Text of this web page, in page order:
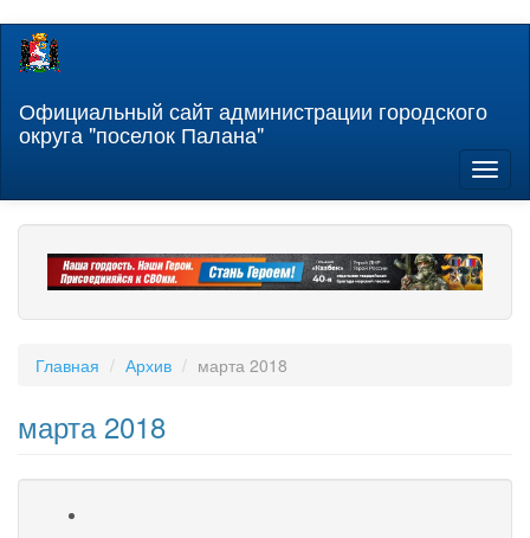
Перейти
содержанию
Официальный сайт администрации городского
округа "поселок Палана"
Главная Архив марта 2018
марта 2018